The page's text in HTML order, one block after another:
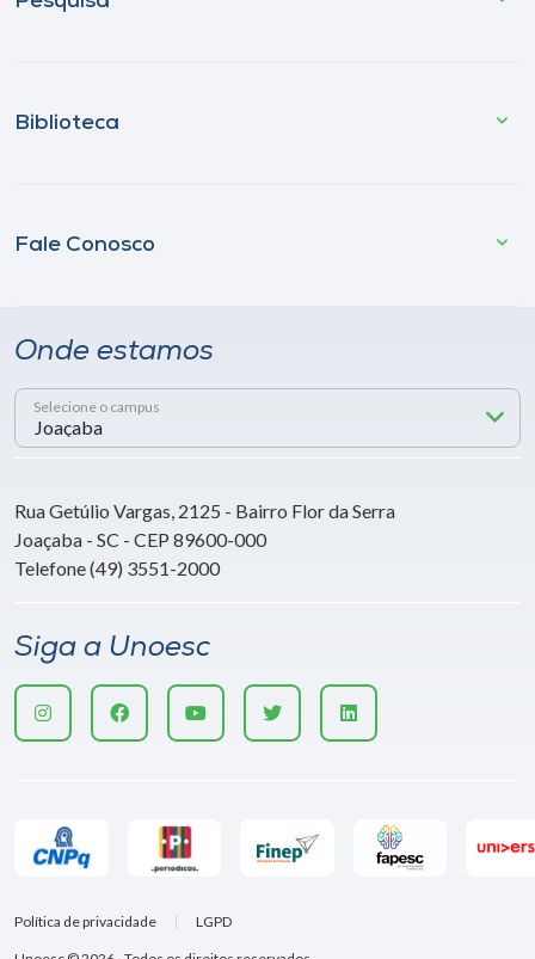
Biblioteca
Fale Conosco
Onde estamos
Selecione o campus
Rua Getúlio Vargas, 2125 - Bairro Flor da Serra
Joaçaba - SC - CEP 89600-000
Telefone (49) 3551-2000
Siga a Unoesc
Política de privacidade LGPD